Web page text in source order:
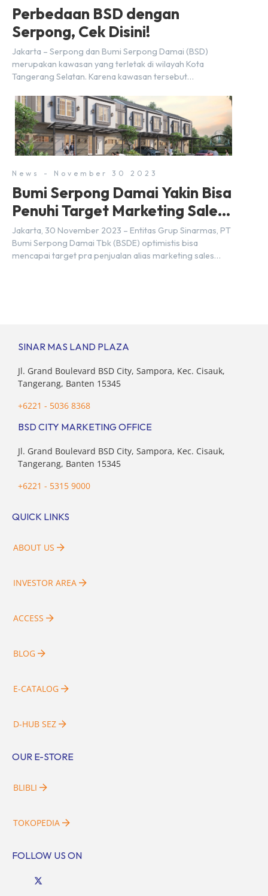
Perbedaan BSD dengan
Serpong, Cek Disini!
Jakarta – Serpong dan Bumi Serpong Damai (BSD)
merupakan kawasan yang terletak di wilayah Kota
Tangerang Selatan. Karena kawasan tersebut
kita yang mengira kedua wilayah ini merupakan tempat
yang sama. Padahal anggapan tersebut kurang tepat.
Sebab Serpong dan BSD merupakan dua kawasan yang
berbeda. Berikut penjelasannya. Baca Juga: […]
News - November 30 2023
Bumi Serpong Damai Yakin Bisa
Penuhi Target Marketing Sales
Tahun 2023
Jakarta, 30 November 2023 – Entitas Grup Sinarmas, PT
Bumi Serpong Damai Tbk (BSDE) optimistis bisa
mencapai target pra penjualan alias marketing sales
SINAR MAS LAND PLAZA
Jl. Grand Boulevard BSD City, Sampora, Kec. Cisauk,
Tangerang, Banten 15345
+6221 - 5036 8368
BSD CITY MARKETING OFFICE
Jl. Grand Boulevard BSD City, Sampora, Kec. Cisauk,
Tangerang, Banten 15345
+6221 - 5315 9000
QUICK LINKS
ABOUT US
INVESTOR AREA
ACCESS
BLOG
E-CATALOG
D-HUB SEZ
OUR E-STORE
BLIBLI
TOKOPEDIA
FOLLOW US ON